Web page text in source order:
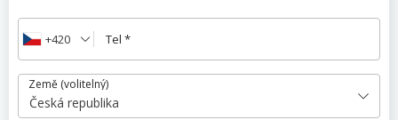
Tel *
+420
Země (volitelný)
Česká republika